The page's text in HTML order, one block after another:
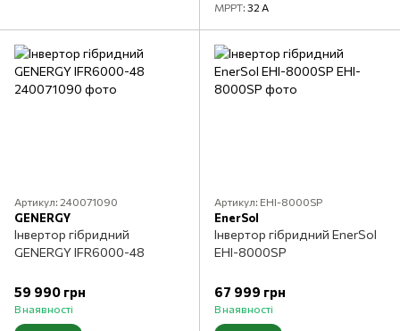
MPPT 32 А
Артикул: 240071090
GENERGY
Інвертор гібридний
GENERGY IFR6000-48
59 990 грн
В наявності
Артикул: EHI-8000SP
EnerSol
Інвертор гібридний EnerSol
EHI-8000SP
67 999 грн
В наявності